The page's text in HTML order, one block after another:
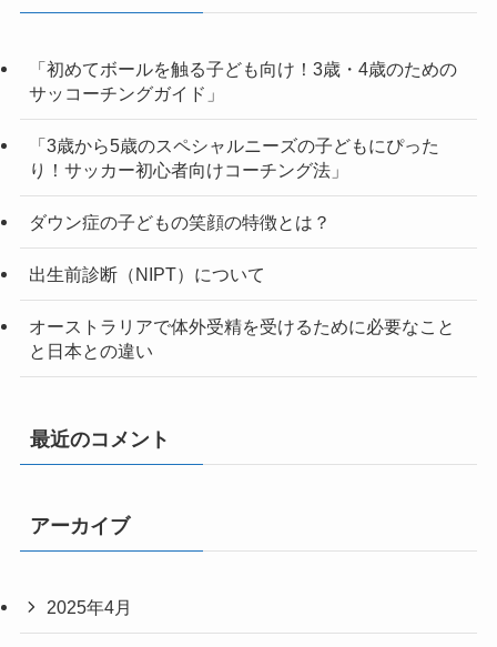
「初めてボールを触る子ども向け！3歳・4歳のための
サッコーチングガイド」
「3歳から5歳のスペシャルニーズの子どもにぴった
り！サッカー初心者向けコーチング法」
ダウン症の子どもの笑顔の特徴とは？
出生前診断（NIPT）について
オーストラリアで体外受精を受けるために必要なこと
と日本との違い
最近のコメント
アーカイブ
2025年4月